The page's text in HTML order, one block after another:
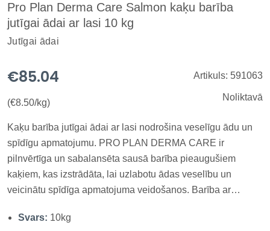
Pro Plan Derma Care Salmon kaķu barība
jutīgai ādai ar lasi 10 kg
Jutīgai ādai
€85.04
(€8.50/kg)
Artikuls: 591063
Noliktavā
Kaķu barība jutīgai ādai ar lasi nodrošina veselīgu ādu un
spīdīgu apmatojumu. PRO PLAN DERMA CARE ir
pilnvērtīga un sabalansēta sausā barība pieaugušiem
kaķiem, kas izstrādāta, lai uzlabotu ādas veselību un
veicinātu spīdīga apmatojuma veidošanos. Barība ar
ādas elastību, mitrināšanu un vispārējo labsajūtu. Galvenās
Svars: 10kg